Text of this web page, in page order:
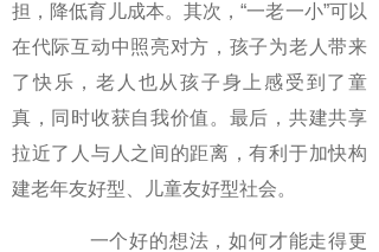
担，降低育儿成本。其次，“一老一小”可以
在代际互动中照亮对方，孩子为老人带来
了快乐，老人也从孩子身上感受到了童
真，同时收获自我价值。最后，共建共享
拉近了人与人之间的距离，有利于加快构
建老年友好型、儿童友好型社会。
一个好的想法，如何才能走得更